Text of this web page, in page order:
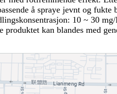
å spraye jevnt og
10 ~ 30
kan blandes med